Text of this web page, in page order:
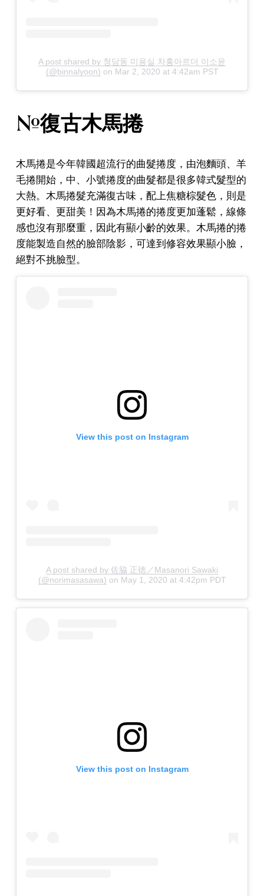
A post shared by 청담동 미용실 차홍아르더 이소윤
(@binnalyoon) on Mar 2, 2020 at 4:42am PST
#復古木馬捲
木馬捲是今年韓國超流行的曲髮捲度，由泡麵頭、羊
毛捲開始，中、小號捲度的曲髮都是很多韓式髮型的
大熱。木馬捲髮充滿復古味，配上焦糖棕髮色，則是
更好看、更甜美！因為木馬捲的捲度更加蓬鬆，線條
感也沒有那麼重，因此有顯小齡的效果。木馬捲的捲
度能製造自然的臉部陰影，可達到修容效果顯小臉，
絕對不挑臉型。
View this post on Instagram
A post shared by 佐脇 正徳／Masanori Sawaki
(@norimasasawa) on May 1, 2020 at 4:42pm PDT
View this post on Instagram